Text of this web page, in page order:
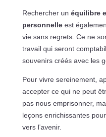
Rechercher un équilibre
personnelleest
vie sans regrets. Ce ne
travail qui seront
souvenirs créés avec les
Pour vivre sereinement,
accepter ce qui ne peut
pas nous emprisonner,
leçons enrichissantes
vers l’avenir.